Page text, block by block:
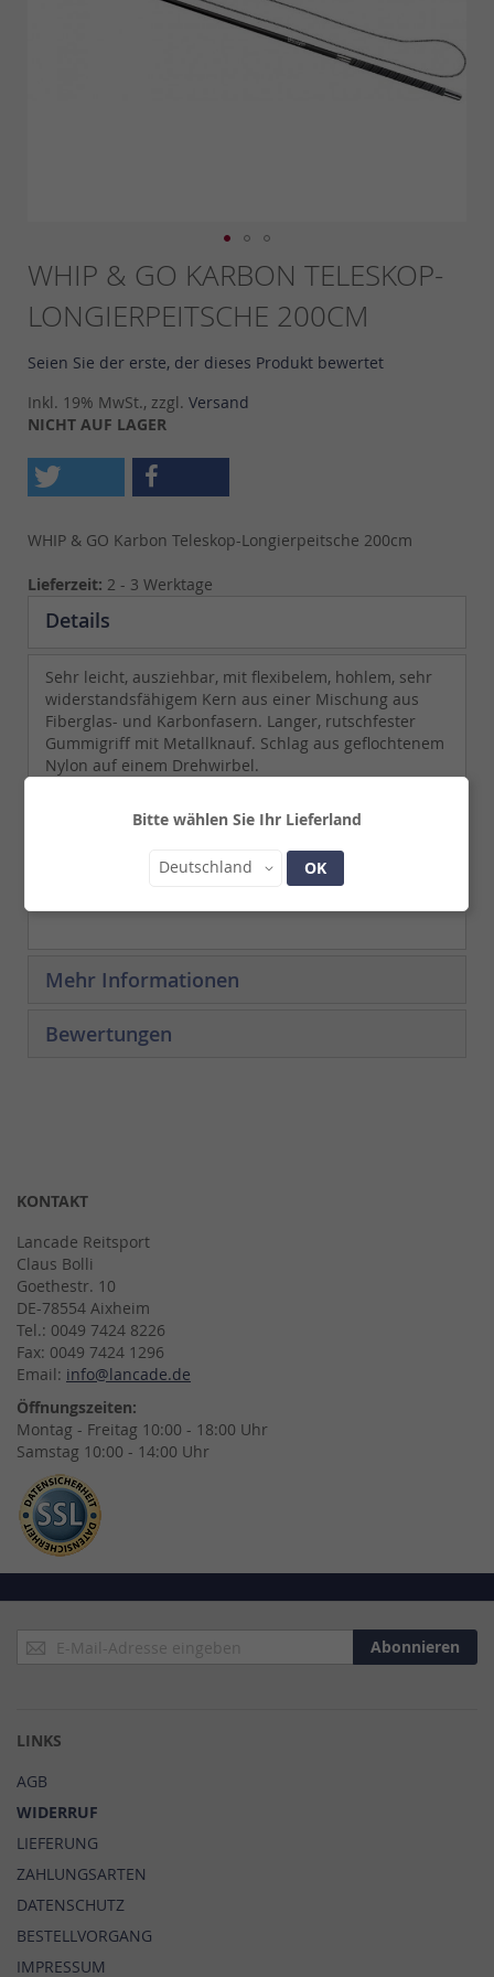
Bitte wählen Sie Ihr Lieferland
Land
Deutschland OK
Skip
to
the
beginning
of
the
images
gallery
WHIP & GO KARBON TELESKOP-
LONGIERPEITSCHE 200CM
Seien Sie der erste, der dieses Produkt bewertet
Inkl. 19% MwSt., zzgl. Versand
NICHT AUF LAGER
WHIP & GO Karbon Teleskop-Longierpeitsche 200cm
Lieferzeit: 2 - 3 Werktage
Details
Sehr leicht, ausziehbar, mit flexibelem, hohlem, sehr
widerstandsfähigem Kern aus einer Mischung aus
Fiberglas- und Karbonfasern. Langer, rutschfester
Gummigriff mit Metallknauf. Schlag aus geflochtenem
Nylon auf einem Drehwirbel.
Mehr Informationen
Bewertungen
KONTAKT
Lancade Reitsport
Claus Bolli
Goethestr. 10
DE-78554 Aixheim
Tel.: 0049 7424 8226
Fax: 0049 7424 1296
Email: info@lancade.de
Öffnungszeiten:
Montag - Freitag 10:00 - 18:00 Uhr
Samstag 10:00 - 14:00 Uhr
Anmeldung
zum
Abonnieren
LINKS
AGB
WIDERRUF
LIEFERUNG
ZAHLUNGSARTEN
DATENSCHUTZ
BESTELLVORGANG
IMPRESSUM